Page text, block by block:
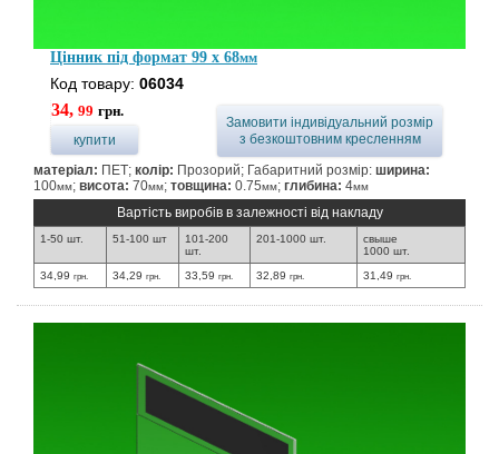
Цінник під формат 99 x 68мм
Код товару: 06034
34, 99 грн.
купити
Замовити індивідуальний розмір
з безкоштовним кресленням
матеріал: ПЕТ; колір: Прозорий; Габаритний розмір: ширина:
100мм; висота: 70мм; товщина: 0.75мм; глибина: 4мм
Вартість виробів в залежності від накладу
1-50 шт. 51-100 шт
101-200
шт.
201-1000 шт.
свыше
1000 шт.
34,99 грн. 34,29грн. 33,59 грн. 32,89 грн. 31,49грн.